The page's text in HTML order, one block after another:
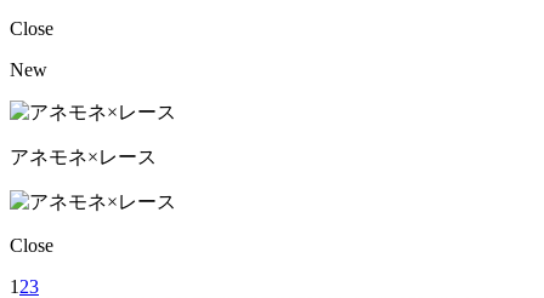
Close
New
アネモネ×レース
Close
1 23